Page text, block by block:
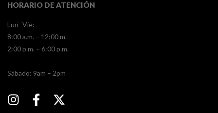
HORARIO DE ATENCIÓN
Lun- Vie:
8:00 a.m. – 12:00 m.
2:00 p.m. – 6:00 p.m.
​​Sábado: 9am – 2pm